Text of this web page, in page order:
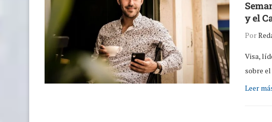
y el
Por
Visa,
sobre
Leer